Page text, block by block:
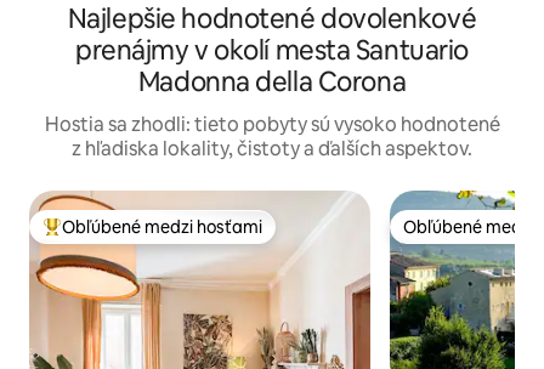
Najlepšie hodnotené dovolenkové
prenájmy v okolí mesta Santuario
Madonna della Corona
Hostia sa zhodli: tieto pobyty sú vysoko hodnotené
z hľadiska lokality, čistoty a ďalších aspektov.
Najobľúbenejšie medzi hosťami
Obľúbené medzi hosťami Obľúbené medzi
Obľúbené medzi